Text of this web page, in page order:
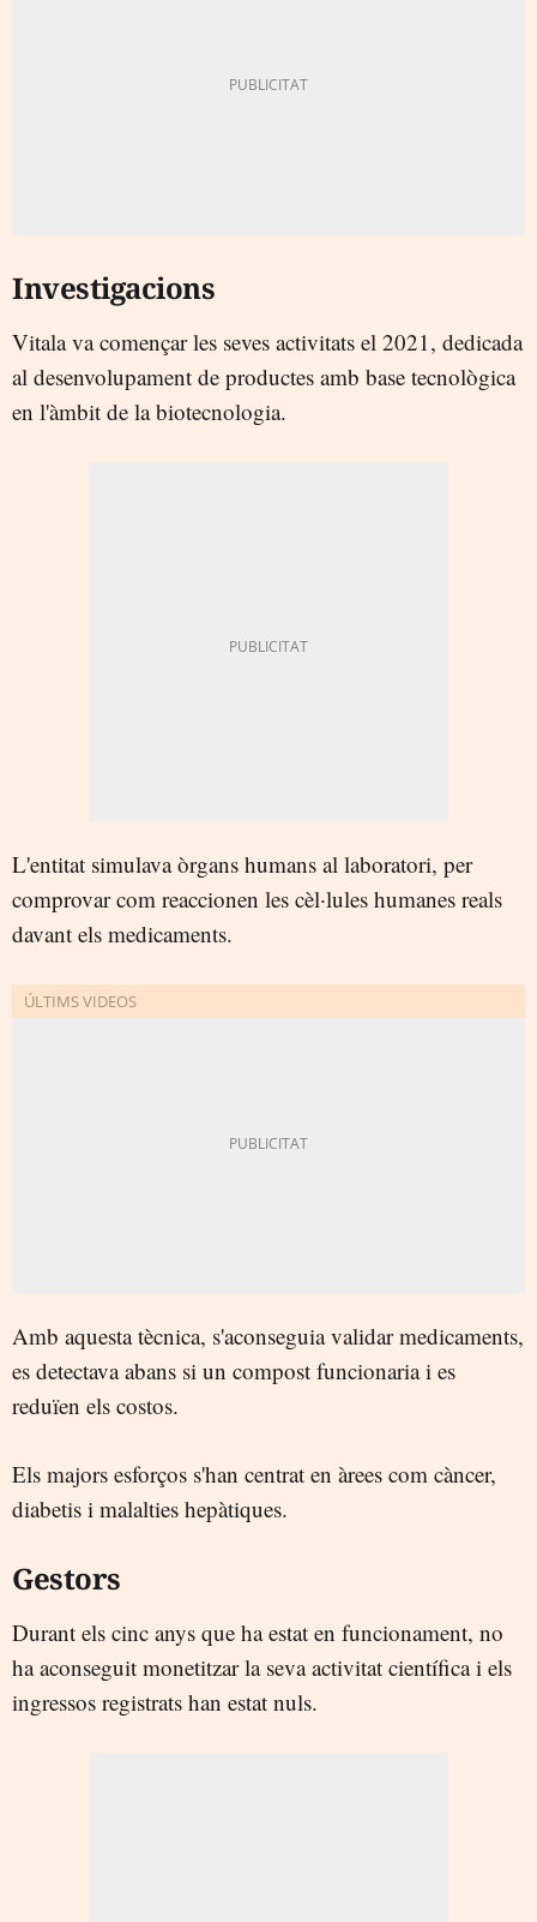
Investigacions
Vitala va començar les seves activitats el 2021, dedicada
al desenvolupament de productes amb base tecnològica
en l'àmbit de la biotecnologia.
L'entitat simulava òrgans humans al laboratori, per
comprovar com reaccionen les cèl·lules humanes reals
davant els medicaments.
Amb aquesta tècnica, s'aconseguia validar medicaments,
es detectava abans si un compost funcionaria i es
reduïen els costos.
Els majors esforços s'han centrat en àrees com càncer,
diabetis i malalties hepàtiques.
Gestors
Durant els cinc anys que ha estat en funcionament, no
ha aconseguit monetitzar la seva activitat científica i els
ingressos registrats han estat nuls.